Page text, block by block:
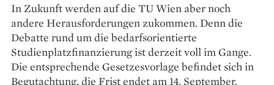
In Zukunft werden auf die TU Wien aber noch
andere Herausforderungen zukommen. Denn die
Debatte rund um die bedarfsorientierte
Studienplatzfinanzierung ist derzeit voll im Gange.
Die entsprechende Gesetzesvorlage befindet sich in
Begutachtung, die Frist endet am 14. September.